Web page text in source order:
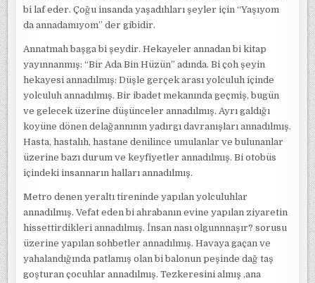
bi laf eder. Çoğu insanda yaşadıhları şeyler için “Yaşıyom
da annadamıyom” der gibidir.
Annatmah başga bi şeydir. Hekayeler annadan bi kitap
yayınnanmış: “Bir Ada Bin Hüzün” adında. Bi çoh şeyin
hekayesi annadılmış: Düşle gerçek arası yolculuh içinde
yolculuh annadılmış. Bir ibadet mekanında geçmiş, bugün
ve gelecek üzerine düşünceler annadılmış. Ayrı galdığı
koyüne dönen delağannının yadırgı davranışları annadılmış.
Hasta, hastalıh, hastane denilince umulanlar ve bulunanlar
üzerine bazı durum ve keyfiyetler annadılmış. Bi otobüs
içindeki insannarın halları annadılmış.
Metro denen yeraltı tireninde yapılan yolculuhlar
annadılmış. Vefat eden bi ahrabanın evine yapılan ziyaretin
hissettirdikleri annadılmış. İnsan nası olgunnnaşır? sorusu
üzerine yapılan sohbetler annadılmış. Havaya gaçan ve
yahalandığında patlamış olan bi balonun peşinde dağ taş
goşturan çocuhlar annadılmış. Tezkeresini almış ,ana